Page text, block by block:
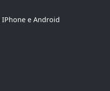
e Android